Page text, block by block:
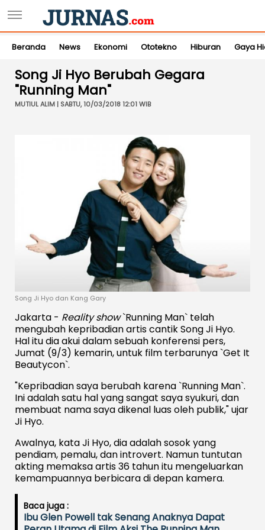
Beranda News Ekonomi Ototekno Hiburan Gaya
Song Ji Hyo Berubah Gegara
"Running Man"
MUTIUL ALIM | SABTU, 10/03/2018 12:01 WIB
Song Ji Hyo dan Kang Gary
Jakarta - Reality show`Running Man` telah
mengubah kepribadian artis cantik Song Ji Hyo.
Hal itu dia akui dalam sebuah konferensi pers,
Jumat (9/3) kemarin, untuk film terbarunya `Get It
Beautycon`.
"Kepribadian saya berubah karena `Running Man`.
Ini adalah satu hal yang sangat saya syukuri, dan
membuat nama saya dikenal luas oleh publik," ujar
Ji Hyo.
Awalnya, kata Ji Hyo, dia adalah sosok yang
pendiam, pemalu, dan introvert. Namun tuntutan
akting memaksa artis 36 tahun itu mengeluarkan
kemampuannya berbicara di depan kamera.
Baca juga :
Ibu Glen Powell tak Senang Anaknya Dapat